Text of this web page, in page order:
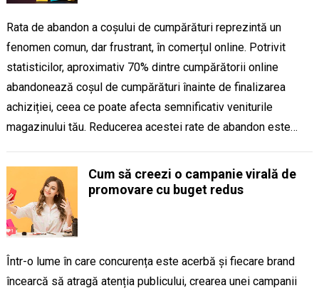
Rata de abandon a coșului de cumpărături reprezintă un
fenomen comun, dar frustrant, în comerțul online. Potrivit
statisticilor, aproximativ 70% dintre cumpărătorii online
abandonează coșul de cumpărături înainte de finalizarea
achiziției, ceea ce poate afecta semnificativ veniturile
magazinului tău. Reducerea acestei rate de abandon este…
Cum să creezi o campanie virală de
promovare cu buget redus
Într-o lume în care concurența este acerbă și fiecare brand
încearcă să atragă atenția publicului, crearea unei campanii